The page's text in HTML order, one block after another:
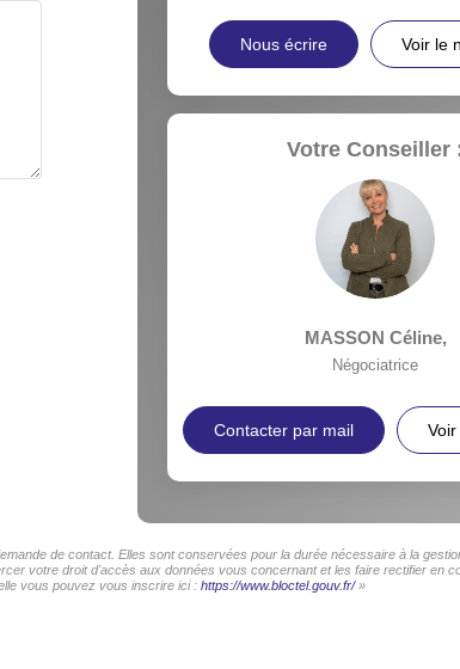
Nous écrire Voir le
Votre Conseiller
MASSON Céline,
Négociatrice
Contacter par mail
de contact. Elles sont conservées pour la durée nécessaire à la
votre droit d'accès aux données vous concernant et les faire rectifier en
vous pouvez vous inscrire ici : https://www.bloctel.gouv.fr/»